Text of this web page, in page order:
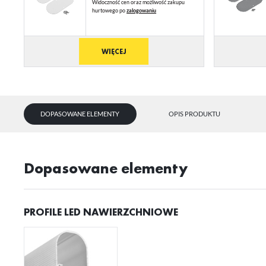
Widoczność cen oraz możliwość zakupu
hurtowego pozalogowaniu
WIĘCEJ
DOPASOWANE ELEMENTY OPIS PRODUKTU
Dopasowane elementy
PROFILE LED NAWIERZCHNIOWE